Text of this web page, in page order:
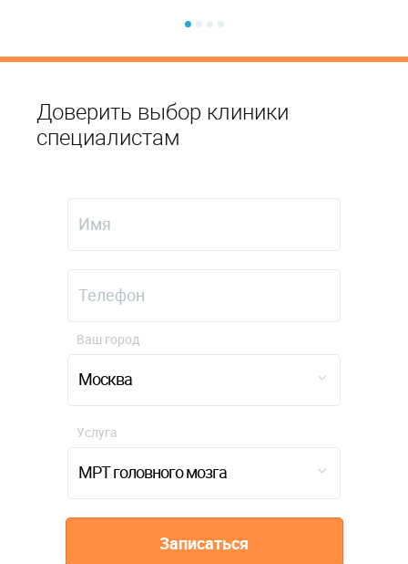
Доверить выбор клиники
специалистам
Москва
Ваш город
МРТ головного мозга
Услуга
Записаться